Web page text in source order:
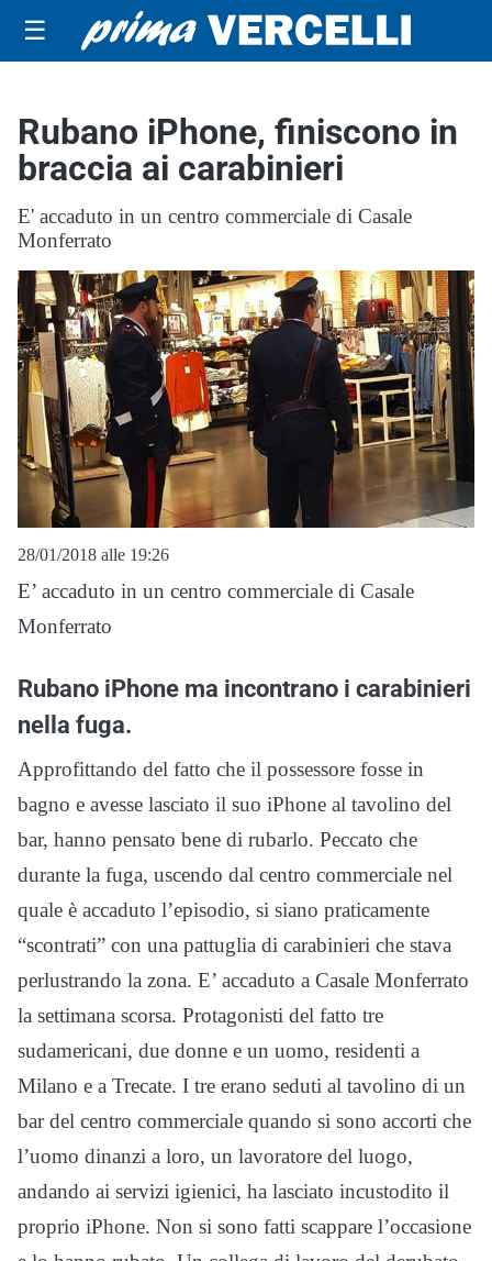
☰
Rubano iPhone, finiscono in
braccia ai carabinieri
E' accaduto in un centro commerciale di Casale
Monferrato
28/01/2018 alle 19:26
E’ accaduto in un centro commerciale di Casale
Monferrato
Rubano iPhone ma incontrano i carabinieri
nella fuga.
Approfittando del fatto che il possessore fosse in
bagno e avesse lasciato il suo iPhone al tavolino del
bar, hanno pensato bene di rubarlo. Peccato che
durante la fuga, uscendo dal centro commerciale nel
quale è accaduto l’episodio, si siano praticamente
“scontrati” con una pattuglia di carabinieri che stava
perlustrando la zona. E’ accaduto a Casale Monferrato
la settimana scorsa. Protagonisti del fatto tre
sudamericani, due donne e un uomo, residenti a
Milano e a Trecate. I tre erano seduti al tavolino di un
bar del centro commerciale quando si sono accorti che
l’uomo dinanzi a loro, un lavoratore del luogo,
andando ai servizi igienici, ha lasciato incustodito il
proprio iPhone. Non si sono fatti scappare l’occasione